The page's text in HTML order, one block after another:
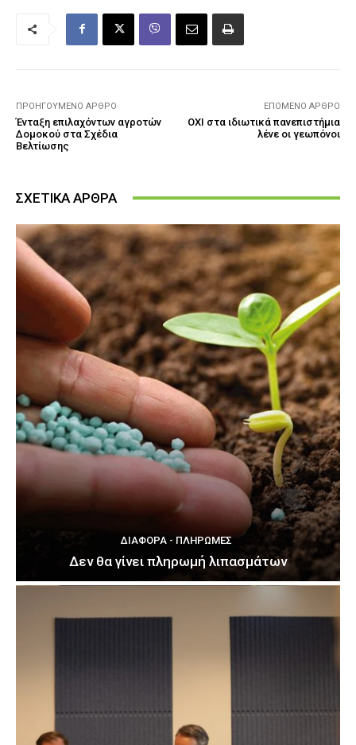
ΠΡΟΗΓΟΎΜΕΝΟ ΆΡΘΡΟ
Ένταξη επιλαχόντων αγροτών
Δομοκού στα Σχέδια
Βελτίωσης
ΕΠΌΜΕΝΟ ΆΡΘΡΟ
ΟΧΙ στα ιδιωτικά πανεπιστήμια
λένε οι γεωπόνοι
ΣΧΕΤΙΚΑ ΑΡΘΡΑ
ΔΙΆΦΟΡΑ - ΠΛΗΡΩΜΈΣ
Δεν θα γίνει πληρωμή λιπασμάτων